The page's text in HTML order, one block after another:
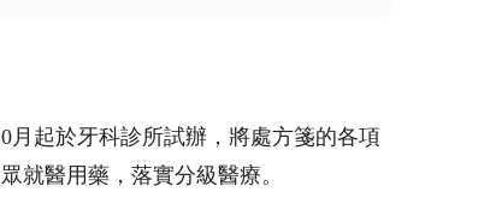
月起於牙科診所試辦，將處方箋的各項
就醫用藥，落實分級醫療。